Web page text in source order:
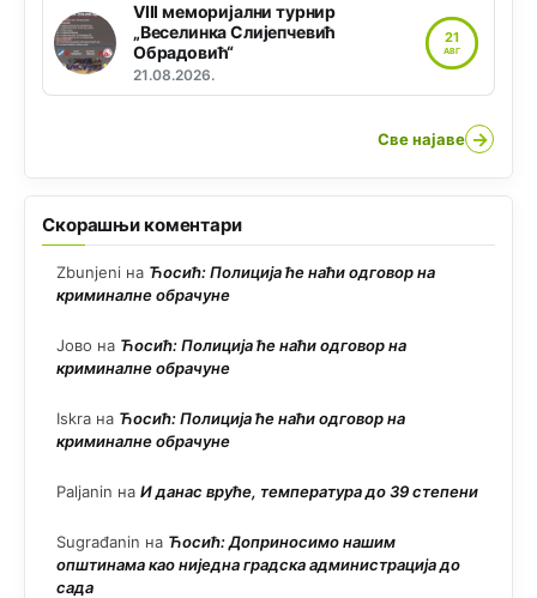
VIII меморијални турнир
„Веселинка Слијепчевић
Обрадовић“
21.08.2026.
21
АВГ
Све најаве →
Скорашњи коментари
Zbunjeni на Ћосић: Полиција ће наћи одговор на
криминалне обрачуне
Јово на Ћосић: Полиција ће наћи одговор на
криминалне обрачуне
Iskra на Ћосић: Полиција ће наћи одговор на
криминалне обрачуне
Paljanin на И данас вруће, температура до 39 степени
Sugrađanin на Ћосић: Доприносимо нашим
општинама као ниједна градска администрација до
сада